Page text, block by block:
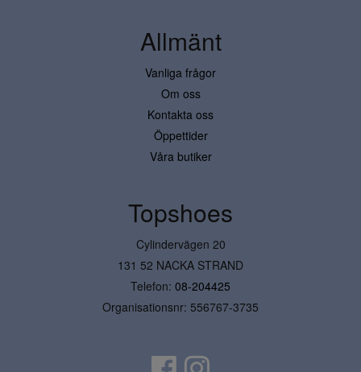
Allmänt
Vanliga frågor
Om oss
Kontakta oss
Öppettider
Våra butiker
Topshoes
Cylindervägen 20
131 52 NACKA STRAND
Telefon: 08-204425
Organisationsnr: 556767-3735